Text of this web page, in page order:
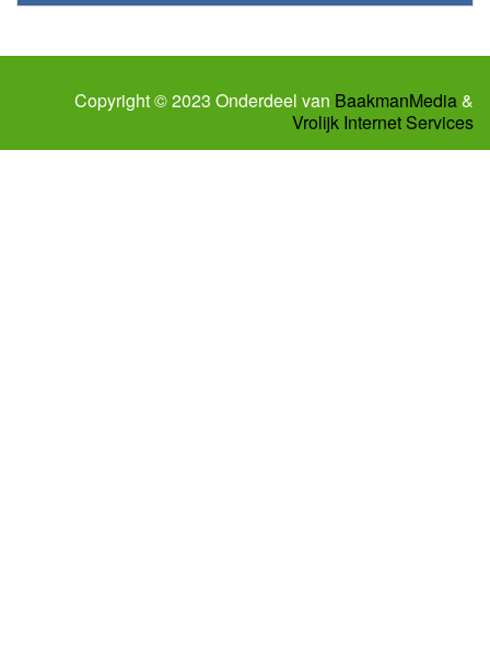
Copyright © 2023 Onderdeel van BaakmanMedia&
Vrolijk Internet Services